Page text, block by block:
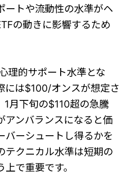
ートや流動性の水準がヘ
の動きに影響するため
理的サポート水準とな
には$100/オンスが想定さ
1月下旬の$110超の急騰
アンバランスになると価
バーシュートし得るかを
テクニカル水準は短期の
で重要です。